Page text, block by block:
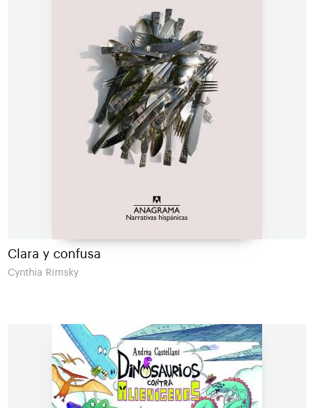
Clara y confusa
Cynthia Rimsky